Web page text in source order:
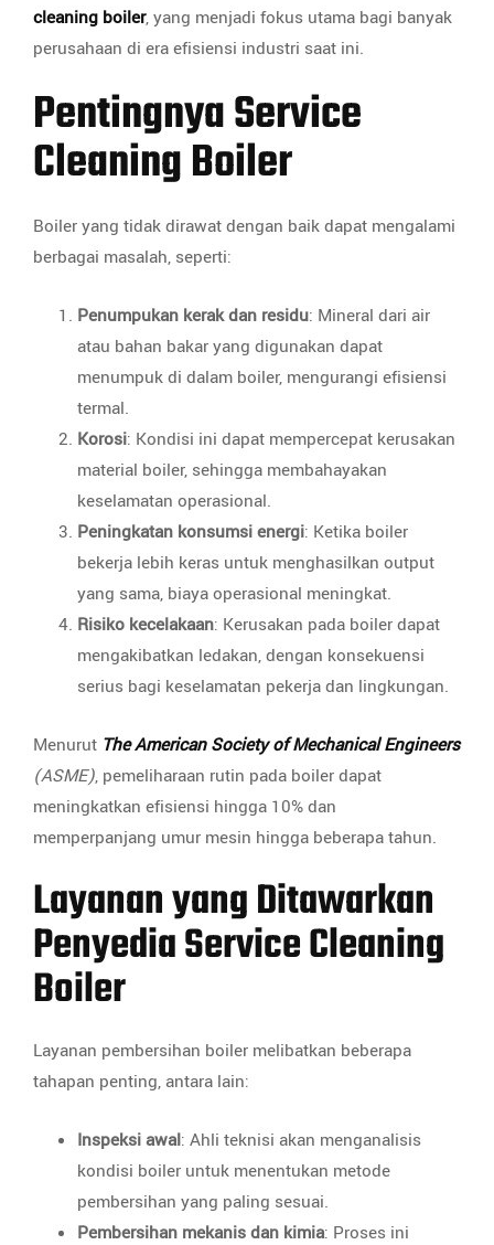
cleaning boiler, yang menjadi fokus utama bagi banyak
perusahaan di era efisiensi industri saat ini.
Pentingnya Service
Cleaning Boiler
Boiler yang tidak dirawat dengan baik dapat mengalami
berbagai masalah, seperti:
Penumpukan kerak dan residu: Mineral dari air
atau bahan bakar yang digunakan dapat
menumpuk di dalam boiler, mengurangi efisiensi
termal.
Korosi: Kondisi ini dapat mempercepat kerusakan
material boiler, sehingga membahayakan
keselamatan operasional.
Peningkatan konsumsi energi: Ketika boiler
bekerja lebih keras untuk menghasilkan output
yang sama, biaya operasional meningkat.
Risiko kecelakaan: Kerusakan pada boiler dapat
mengakibatkan ledakan, dengan konsekuensi
serius bagi keselamatan pekerja dan lingkungan.
Menurut The American Society of Mechanical Engineers
(ASME), pemeliharaan rutin pada boiler dapat
meningkatkan efisiensi hingga 10% dan
memperpanjang umur mesin hingga beberapa tahun.
Layanan yang Ditawarkan
Penyedia Service Cleaning
Boiler
Layanan pembersihan boiler melibatkan beberapa
tahapan penting, antara lain:
Inspeksi awal: Ahli teknisi akan menganalisis
kondisi boiler untuk menentukan metode
pembersihan yang paling sesuai.
Pembersihan mekanis dan kimia: Proses ini